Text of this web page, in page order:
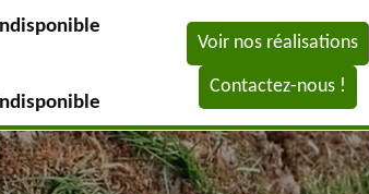
Voir nos réalisations
Contactez-nous !